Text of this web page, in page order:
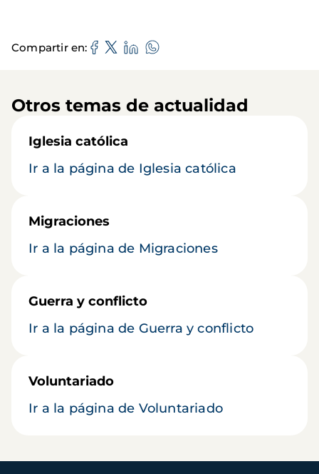
Compartir en
Otros temas de actualidad
Iglesia católica
Ir a la página de Iglesia católica
Migraciones
Ir a la página de Migraciones
Guerra y conflicto
Ir a la página de Guerra y conflicto
Voluntariado
Ir a la página de Voluntariado